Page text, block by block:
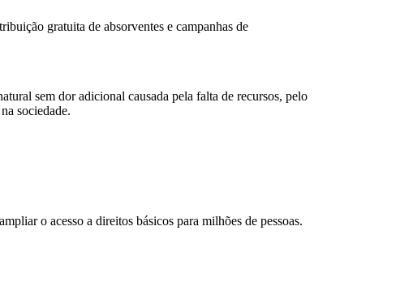
gratuita de absorventes e campanhas de
sem dor adicional causada pela falta de recursos, pelo
sociedade.
o acesso a direitos básicos para milhões de pessoas.